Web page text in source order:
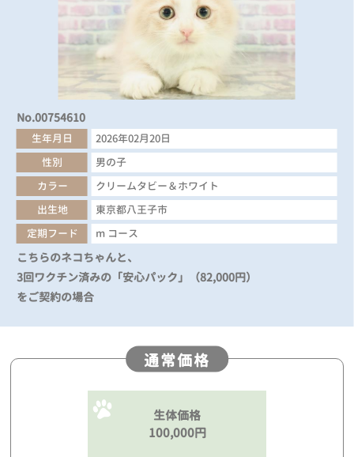
No.00754610
生年月日
2026年02月20日
性別
男の子
カラー
クリームタビー＆ホワイト
出生地
東京都八王子市
定期フード
m コース
こちらのネコちゃんと、
3回ワクチン済みの「安心パック」（82,000円）
をご契約の場合
通常価格
生体価格
100,000円